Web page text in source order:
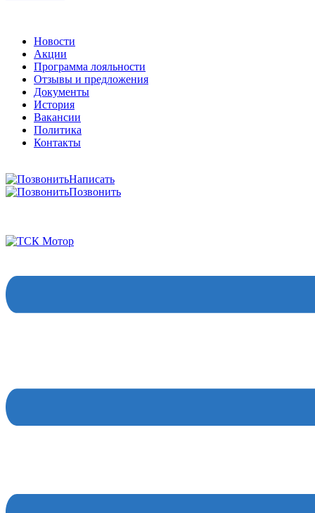
Акции
Программа лояльности
Отзывы и предложения
Документы
История
Вакансии
Политика
Контакты
Позвонить